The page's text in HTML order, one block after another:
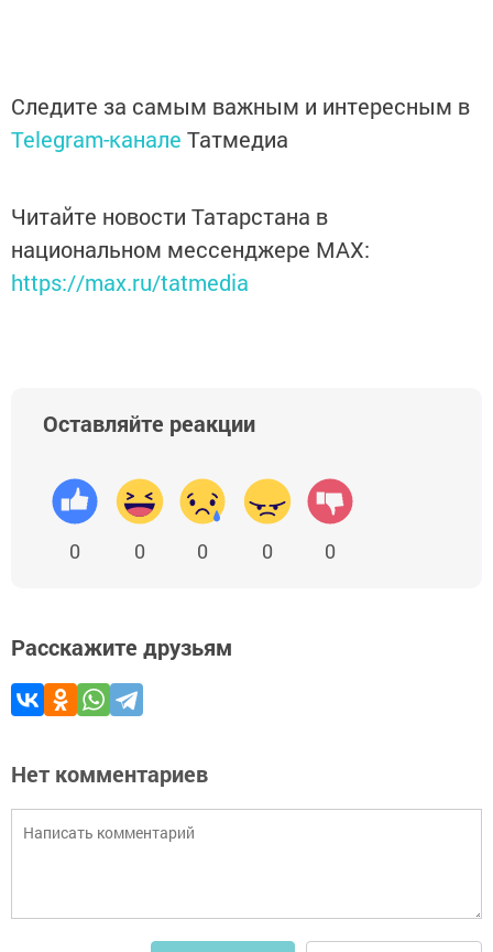
Следите за самым важным и интересным в
Telegram-канале Татмедиа
Читайте новости Татарстана в
национальном мессенджере MАХ:
https://max.ru/tatmedia
Оставляйте реакции
0 0 0 0 0
Расскажите друзьям
Нет комментариев